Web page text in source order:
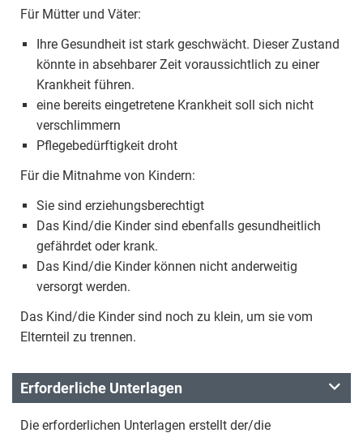
Für Mütter und Väter:
Ihre Gesundheit ist stark geschwächt. Dieser Zustand
könnte in absehbarer Zeit voraussichtlich zu einer
Krankheit führen.
eine bereits eingetretene Krankheit soll sich nicht
verschlimmern
Pflegebedürftigkeit droht
Für die Mitnahme von Kindern:
Sie sind erziehungsberechtigt
Das Kind/die Kinder sind ebenfalls gesundheitlich
gefährdet oder krank.
Das Kind/die Kinder können nicht anderweitig
versorgt werden.
Das Kind/die Kinder sind noch zu klein, um sie vom
Elternteil zu trennen.
Erforderliche Unterlagen
Die erforderlichen Unterlagen erstellt der/die